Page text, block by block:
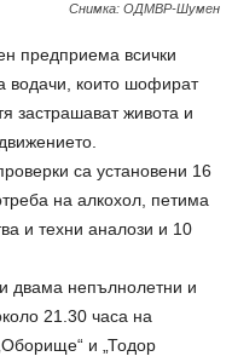
Снимка: ОДМВР-Шумен
предприема всички
водачи, които шофират
застрашават живота и
са установени 16
на алкохол, петима
и техни аналози и 10
двама непълнолетни и
21.30 часа на
и „Тодор